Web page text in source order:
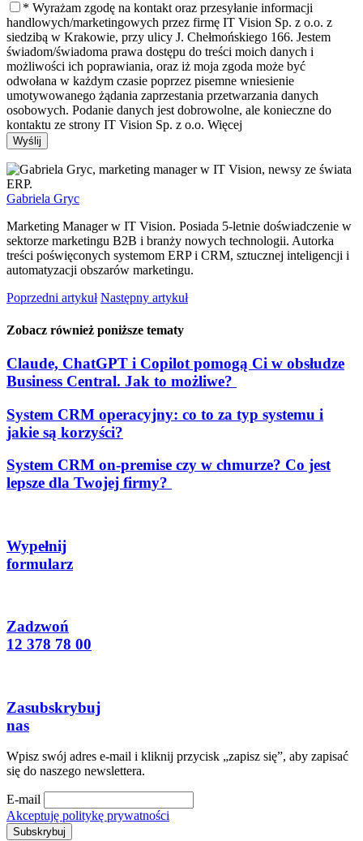
* Wyrażam zgodę na kontakt oraz przesyłanie informacji
handlowych/marketingowych przez firmę IT Vision Sp. z o.o. z
siedzibą w Krakowie, przy ulicy J. Chełmońskiego 166. Jestem
świadom/świadoma prawa dostępu do treści moich danych i
możliwości ich poprawiania, oraz iż moja zgoda może być
odwołana w każdym czasie poprzez pisemne wniesienie
umotywowanego żądania zaprzestania przetwarzania danych
osobowych. Podanie danych jest dobrowolne, ale konieczne do
kontaktu ze strony IT Vision Sp. z o.o. Więcej
Wyślij
Gabriela Gryc
Marketing Manager w IT Vision. Posiada 5-letnie doświadczenie w
sektorze marketingu B2B i branży nowych technologii. Autorka
treści poświęconych systemom ERP i CRM, sztucznej inteligencji i
automatyzacji obszarów marketingu.
Poprzedni artykuł Następny artykuł
Zobacz również poniższe tematy
Claude, ChatGPT i Copilot pomogą Ci w obsłudze
Business Central. Jak to możliwe?
System CRM operacyjny: co to za typ systemu i
jakie są korzyści?
System CRM on-premise czy w chmurze? Co jest
lepsze dla Twojej firmy?
Wypełnij
formularz
Zadzwoń
12 378 78 00
Zasubskrybuj
nas
Wpisz swój adres e-mail i kliknij przycisk „zapisz się”, aby zapisać
się do naszego newslettera.
E-mail
Akceptuję politykę prywatności